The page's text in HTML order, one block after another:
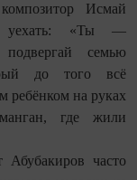
Исмай
уехать: «Ты —
семью
до того всё
ребёнком на руках
где жили
часто